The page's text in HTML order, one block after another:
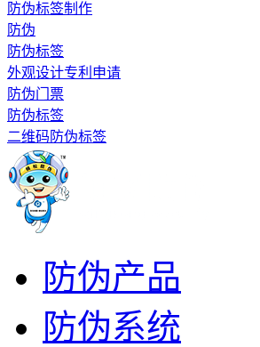
防伪标签制作
防伪
防伪标签
外观设计专利申请
防伪门票
防伪标签
二维码防伪标签
防伪产品
防伪系统